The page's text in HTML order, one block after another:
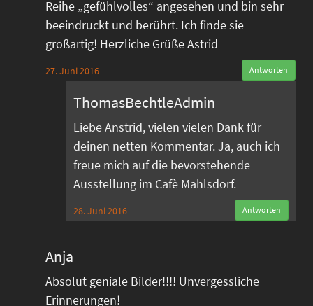
Reihe „gefühlvolles“ angesehen und bin sehr
beeindruckt und berührt. Ich finde sie
großartig! Herzliche Grüße Astrid
27. Juni 2016 Antworten
ThomasBechtleAdmin
Liebe Anstrid, vielen vielen Dank für
deinen netten Kommentar. Ja, auch ich
freue mich auf die bevorstehende
Ausstellung im Cafè Mahlsdorf.
28. Juni 2016 Antworten
Anja
Absolut geniale Bilder!!!! Unvergessliche
Erinnerungen!